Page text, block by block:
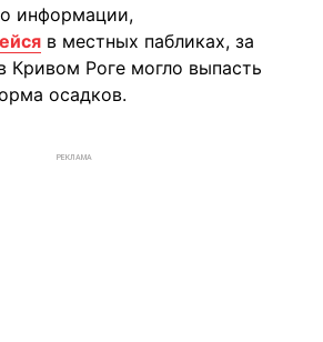
информации,
в местных пабликах, за
Кривом Роге могло выпасть
осадков.
РЕКЛАМА